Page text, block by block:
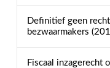
Definitief geen
bezwaarmakers
Fiscaal inzagerecht